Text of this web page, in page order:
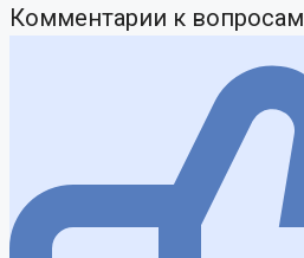
Комментарии к вопросам